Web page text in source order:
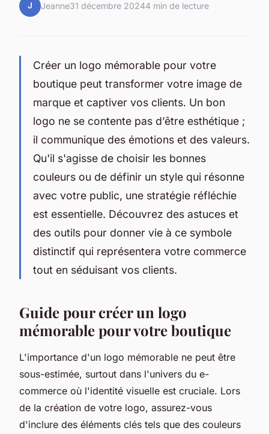
J Jeanne31 décembre 20244 min de lecture
Créer un logo mémorable pour votre
boutique peut transformer votre image de
marque et captiver vos clients. Un bon
logo ne se contente pas d’être esthétique ;
il communique des émotions et des valeurs.
Qu'il s'agisse de choisir les bonnes
couleurs ou de définir un style qui résonne
avec votre public, une stratégie réfléchie
est essentielle. Découvrez des astuces et
des outils pour donner vie à ce symbole
distinctif qui représentera votre commerce
tout en séduisant vos clients.
Guide pour créer un logo
mémorable pour votre boutique
L'importance d'un logo mémorable ne peut être
sous-estimée, surtout dans l'univers du e-
commerce où l'identité visuelle est cruciale. Lors
de la création de votre logo, assurez-vous
d'inclure des éléments clés tels que des couleurs